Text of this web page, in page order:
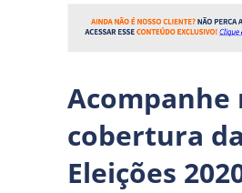
Acompanhe
cobertura
Eleições